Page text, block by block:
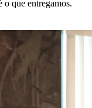
que entregamos.